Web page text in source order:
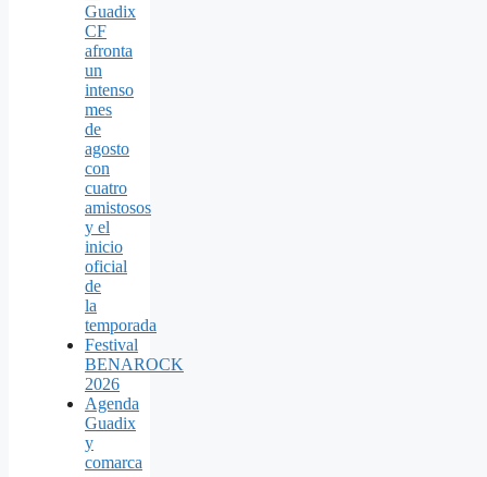
Guadix
CF
afronta
un
intenso
mes
de
agosto
con
cuatro
amistosos
y el
inicio
oficial
de
la
temporada
Festival
BENAROCK
2026
Agenda
Guadix
y
comarca